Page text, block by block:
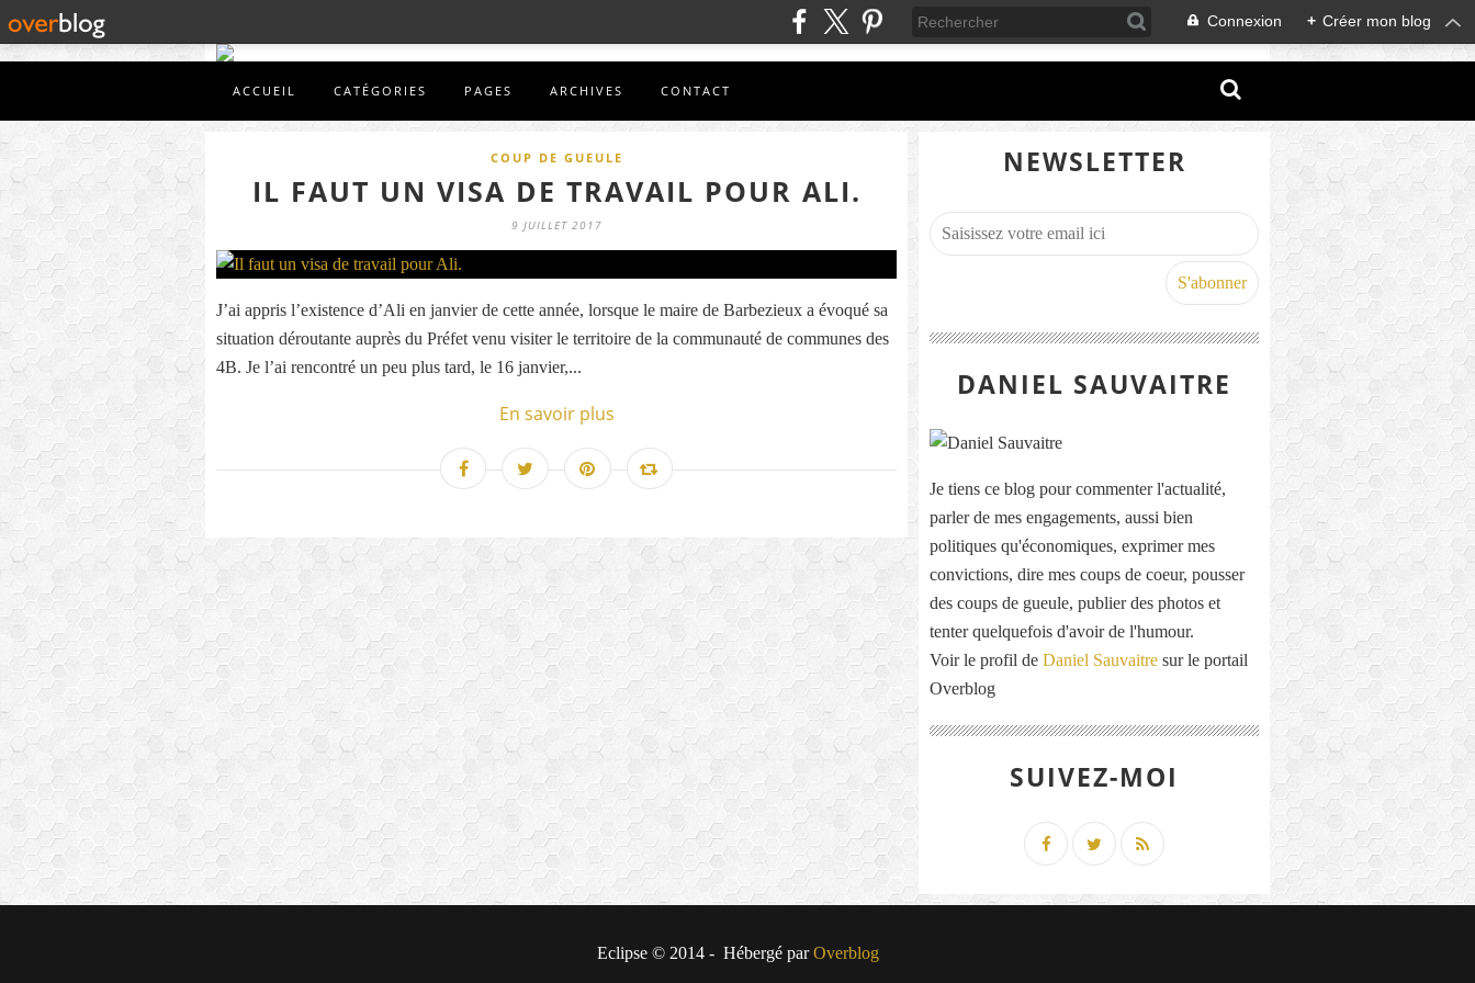
Connexion + Créer mon blog
ACCUEIL CATÉGORIES PAGES ARCHIVES CONTACT
COUP DE GUEULE
IL FAUT UN VISA DE TRAVAIL POUR ALI.
9 JUILLET 2017
J’ai appris l’existence d’Ali en janvier de cette année, lorsque le maire de Barbezieux a évoqué sa
situation déroutante auprès du Préfet venu visiter le territoire de la communauté de communes des
4B. Je l’ai rencontré un peu plus tard, le 16 janvier,...
En savoir plus
NEWSLETTER
DANIEL SAUVAITRE
Je tiens ce blog pour commenter l'actualité,
parler de mes engagements, aussi bien
politiques qu'économiques, exprimer mes
convictions, dire mes coups de coeur, pousser
des coups de gueule, publier des photos et
tenter quelquefois d'avoir de l'humour.
Voir le profil de Daniel Sauvaitre sur le portail
Overblog
SUIVEZ-MOI
Eclipse © 2014 - Hébergé parOverblog